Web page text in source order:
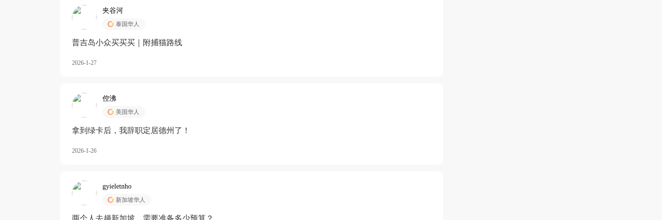
夹谷河
泰国华人
️普吉岛小众买买买｜附捕猫路线
2026-1-27
倥沸
美国华人
拿到绿卡后，我辞职定居德州了！
2026-1-26
gyieletnho
新加坡华人
两个人去趟新加坡，需要准备多少预算？